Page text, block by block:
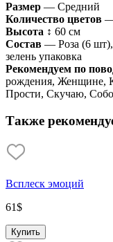
Размер — Средний
Количество цветов
Высота ↕ 60 см
Состав — Роза (6 шт),
зелень упаковка
Рекомендуем по
рождения, Женщине,
Прости, Скучаю,
Также
Всплеск эмоций
61$
Купить